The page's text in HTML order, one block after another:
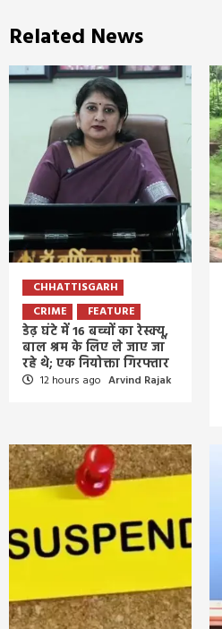
Related News
CHHATTISGARH
CRIME
FEATURE
डेढ़ घंटे में 16 बच्चों का रेस्क्यू,
बाल श्रम के लिए ले जाए जा
रहे थे; एक नियोक्ता गिरफ्तार
12 hours ago Arvind Rajak